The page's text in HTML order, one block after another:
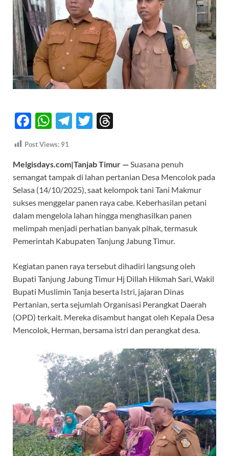
F
ac
e
b
o
o
k
W
at
s
A
p
p
T
gr
a
m
T
er a
ds
Post Views: 91
Melgisdays.com|Tanjab Timur —Suasana penuh
semangat tampak di lahan pertanian Desa Mencolok pada
Selasa (14/10/2025), saat kelompok tani Tani Makmur
sukses menggelar panen raya cabe. Keberhasilan petani
dalam mengelola lahan hingga menghasilkan panen
melimpah menjadi perhatian banyak pihak, termasuk
Pemerintah Kabupaten Tanjung Jabung Timur.
Kegiatan panen raya tersebut dihadiri langsung oleh
Bupati Tanjung Jabung Timur Hj Dillah Hikmah Sari, Wakil
Bupati Muslimin Tanja beserta Istri, jajaran Dinas
Pertanian, serta sejumlah Organisasi Perangkat Daerah
(OPD) terkait. Mereka disambut hangat oleh Kepala Desa
Mencolok, Herman, bersama istri dan perangkat desa.